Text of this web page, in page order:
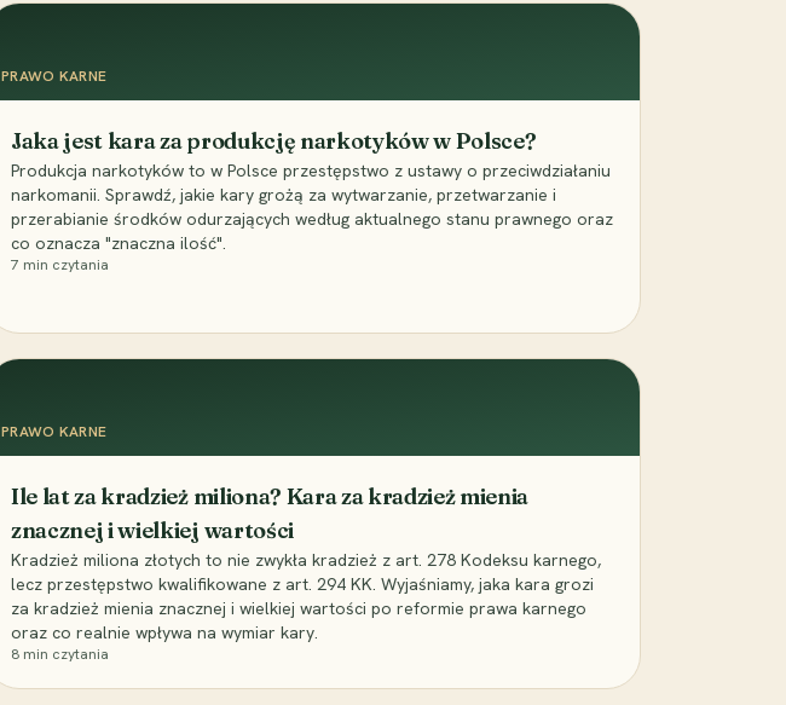
PRAWO KARNE
Jaka jest kara za produkcję narkotyków w Polsce?
Produkcja narkotyków to w Polsce przestępstwo z ustawy o przeciwdziałaniu
narkomanii. Sprawdź, jakie kary grożą za wytwarzanie, przetwarzanie i
przerabianie środków odurzających według aktualnego stanu prawnego oraz
co oznacza "znaczna ilość".
7 min czytania
PRAWO KARNE
Ile lat za kradzież miliona? Kara za kradzież mienia
znacznej i wielkiej wartości
Kradzież miliona złotych to nie zwykła kradzież z art. 278 Kodeksu karnego,
lecz przestępstwo kwalifikowane z art. 294 KK. Wyjaśniamy, jaka kara grozi
za kradzież mienia znacznej i wielkiej wartości po reformie prawa karnego
oraz co realnie wpływa na wymiar kary.
8 min czytania